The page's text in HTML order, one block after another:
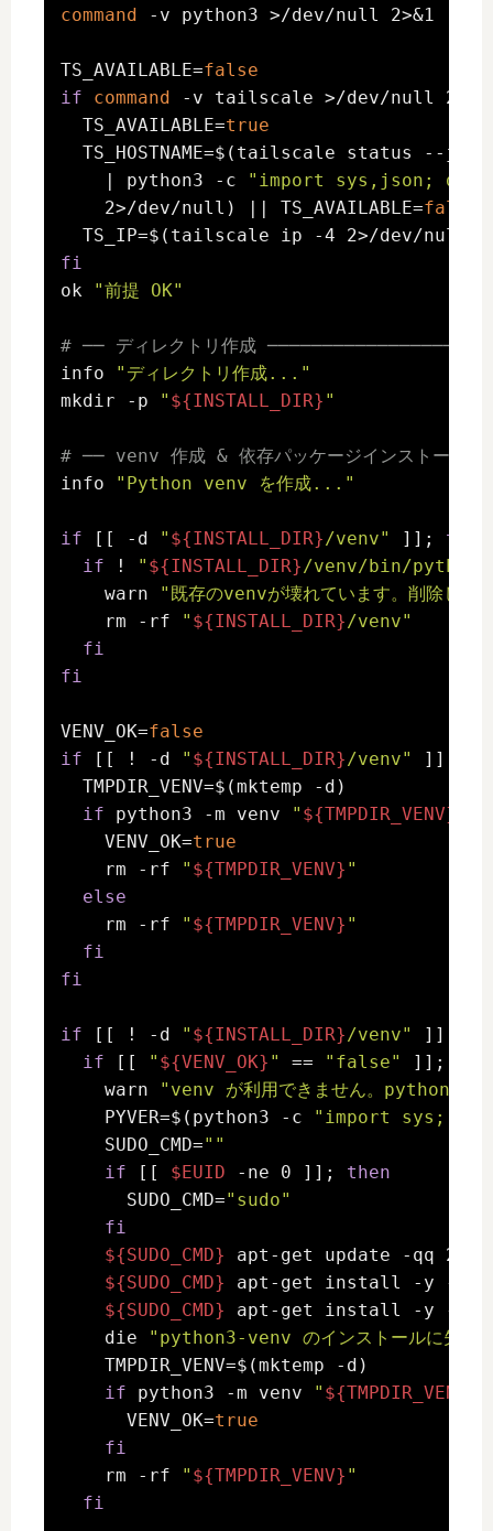
command
-v python3 >/dev/null 2>&1 ||
TS_AVAILABLE=false
if
command
-v tailscale >/dev/null
  TS_AVAILABLE=
true
TS_HOSTNAME=$(tailscale status --
    | python3 -c
"import sys,json;
    2>/dev/null) || TS_AVAILABLE=
false
TS_IP=$(tailscale ip -4 2>/dev/null
fi
ok
"前提 OK"
# ── ディレクトリ作成
info
"ディレクトリ作成..."
mkdir -p
" ${INSTALL_DIR} "
# ── venv 作成 & 依存パッケージインストール
info
"Python venv を作成..."
if [[ -d " ${INSTALL_DIR}/venv" ]]; then
if ! " ${INSTALL_DIR}/venv/bin/python"
    warn
"既存のvenvが壊れています。削除し
    rm -rf
" ${INSTALL_DIR}/venv"
fi
fi
VENV_OK=false
if [[ ! -d " ${INSTALL_DIR}/venv" ]];
  TMPDIR_VENV=$(mktemp -d)
if python3 -m venv " ${TMPDIR_VENV}
    VENV_OK=
true
    rm -rf
" ${TMPDIR_VENV} "
else
    rm -rf
" ${TMPDIR_VENV} "
fi
fi
if [[ ! -d " ${INSTALL_DIR}/venv" ]];
if [[ " ${VENV_OK} " == "false" ]];
    warn
"venv が利用できません。python3-
    PYVER=$(python3 -c
"import sys;
    SUDO_CMD=
""
if [[ $EUID -ne 0 ]]; then
      SUDO_CMD=
"sudo"
fi
${SUDO_CMD}
apt-get update -qq 2>/
${SUDO_CMD}
apt-get install -y -qq
${SUDO_CMD}
apt-get install -y -qq
    die
"python3-venv のインストールに失
    TMPDIR_VENV=$(mktemp -d)
if python3 -m venv " ${TMPDIR_VENV}
      VENV_OK=
true
fi
    rm -rf
" ${TMPDIR_VENV} "
fi